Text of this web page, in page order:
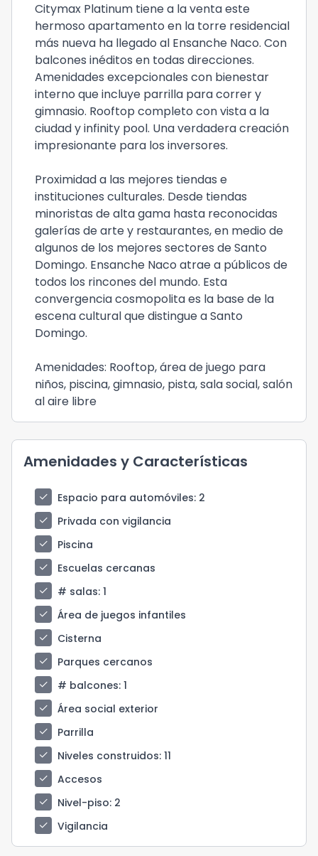
Citymax Platinum tiene a la venta este
hermoso apartamento en la torre residencial
más nueva ha llegado al Ensanche Naco. Con
balcones inéditos en todas direcciones.
Amenidades excepcionales con bienestar
interno que incluye parrilla para correr y
gimnasio. Rooftop completo con vista a la
ciudad y infinity pool. Una verdadera creación
impresionante para los inversores.
Proximidad a las mejores tiendas e
instituciones culturales. Desde tiendas
minoristas de alta gama hasta reconocidas
galerías de arte y restaurantes, en medio de
algunos de los mejores sectores de Santo
Domingo. Ensanche Naco atrae a públicos de
todos los rincones del mundo. Esta
convergencia cosmopolita es la base de la
escena cultural que distingue a Santo
Domingo.
Amenidades: Rooftop, área de juego para
niños, piscina, gimnasio, pista, sala social, salón
al aire libre
Amenidades y Características
check Espacio para automóviles: 2
check
Privada con vigilancia
check
Piscina
check
Escuelas cercanas
check
# salas: 1
check
Área de juegos infantiles
check
Cisterna
check
Parques cercanos
check
# balcones: 1
check
Área social exterior
check
Parrilla
check
Niveles construidos: 11
check
Accesos
check
Nivel-piso: 2
check
Vigilancia